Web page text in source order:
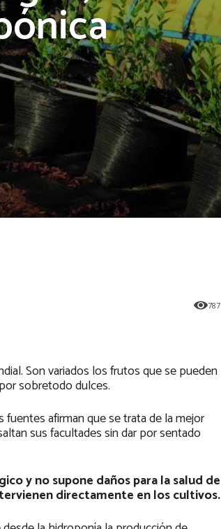
787
Son variados los frutos que se pueden
sobretodo dulces.
afirman que se trata de la mejor
sus facultades sin dar por sentado
y no supone daños para la salud de
directamente en los cultivos.